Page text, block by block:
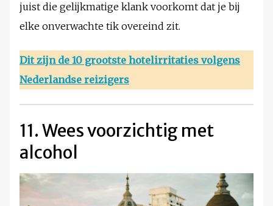
juist die gelijkmatige klank voorkomt dat je bij
elke onverwachte tik overeind zit.
Dit zijn de 10 grootste hotelirritaties volgens
Nederlandse reizigers
11. Wees voorzichtig met
alcohol